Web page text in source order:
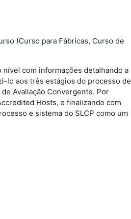
(Curso para Fábricas, Curso de
nível com informações detalhando a
lo aos três estágios do processo de
Avaliação Convergente. Por
Hosts, e finalizando com
e sistema do SLCP como um